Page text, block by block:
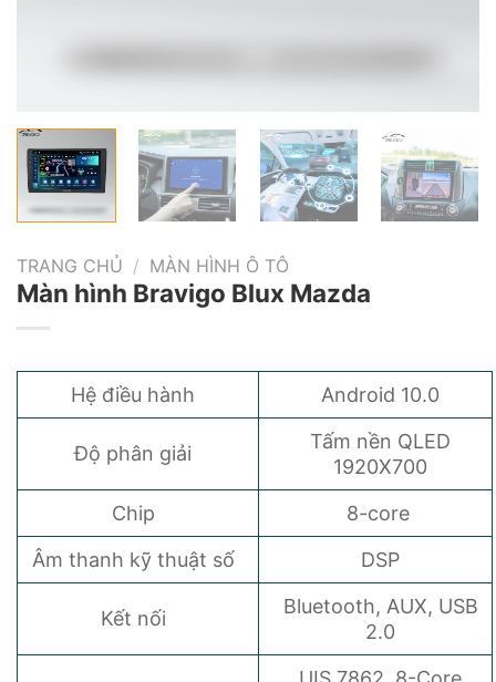
TRANG CHỦ / MÀN HÌNH Ô TÔ
Màn hình Bravigo Blux Mazda
Hệ điều hành Android 10.0
Độ phân giải
Tấm nền QLED
1920X700
Chip
8-core
Âm thanh kỹ thuật số
DSP
Kết nối
Bluetooth, AUX, USB
2.0